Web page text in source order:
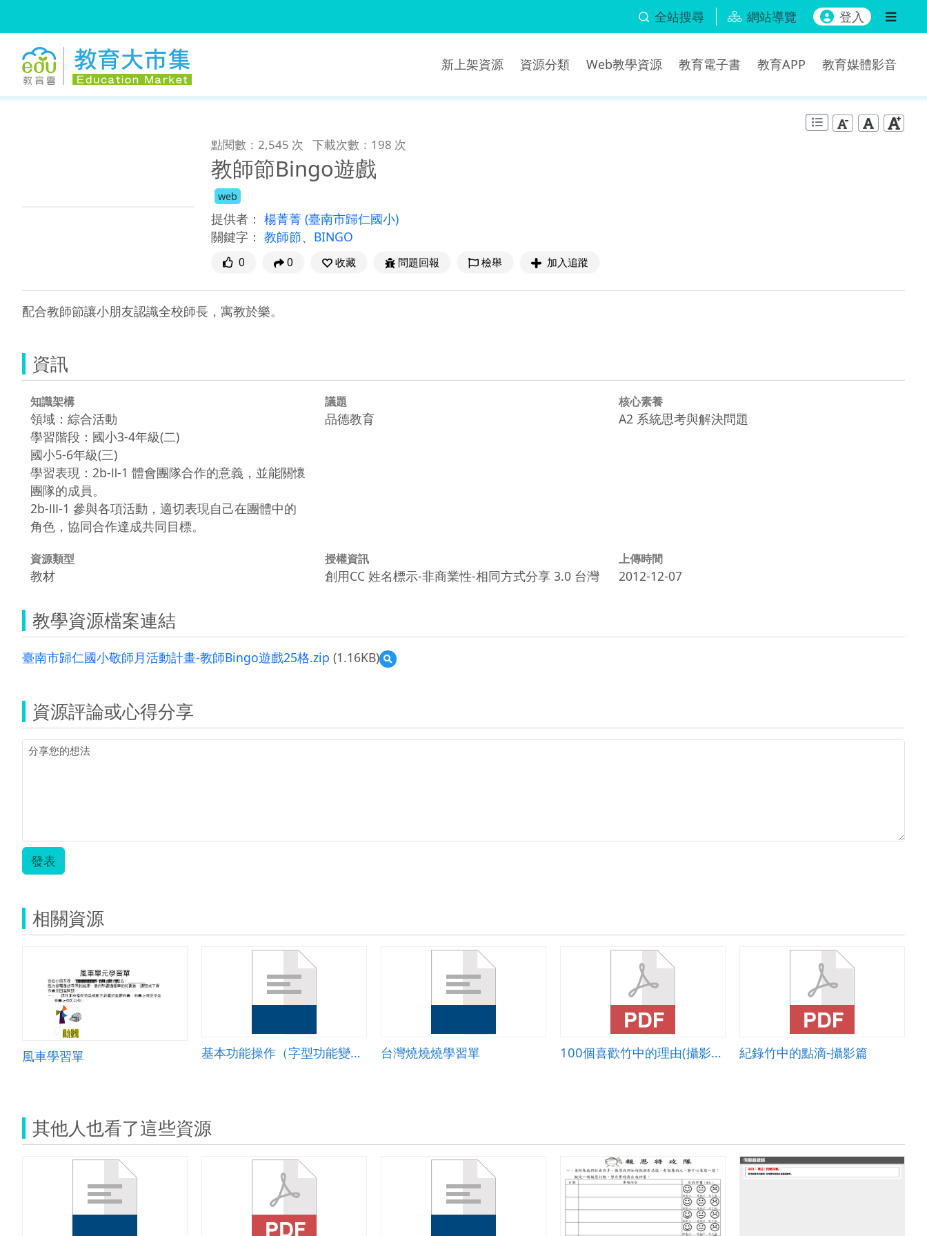
全站搜尋 網站導覽 登入
新上架資源 資源分類 Web教學資源 教育電子書 教育APP 教育媒體影音
點閱數：2,545 次 下載次數：198 次
教師節Bingo遊戲
web
提供者： 楊菁菁 (臺南市歸仁國小)
關鍵字： 教師節、 BINGO
0 0 收藏 問題回報 檢舉 加入追蹤
配合教師節讓小朋友認識全校師長，寓教於樂。
資訊
知識架構
領域：綜合活動
學習階段：國小3-4年級(二)
國小5-6年級(三)
學習表現：2b-Ⅱ-1 體會團隊合作的意義，並能關懷
團隊的成員。
2b-Ⅲ-1 參與各項活動，適切表現自己在團體中的
角色，協同合作達成共同目標。
議題
品德教育
核心素養
A2 系統思考與解決問題
資源類型
教材
授權資訊
創用CC 姓名標示-非商業性-相同方式分享 3.0 台灣
上傳時間
2012-12-07
教學資源檔案連結
臺南市歸仁國小敬師月活動計畫-教師Bingo遊戲25格.zip (1.16KB)
預
覽
仁
計
25
資源評論或心得分享
發表
相關資源
風車學習單 基本功能操作（字型功能變化） 台灣燒燒燒學習單 100個喜歡竹中的理由(攝影篇) 紀錄竹中的點滴-攝影篇
其他人也看了這些資源